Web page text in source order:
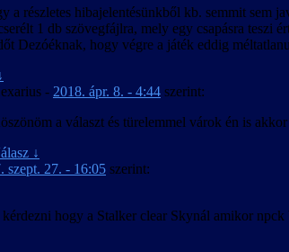
a részletes hibajelentésünkből kb. semmit sem
1 db szövegfájlra, mely egy csapásra teszi
Dezóéknak, hogy végre a játék eddig
- 2018. ápr. 8. - 4:44 szerint:
a választ és türelemmel várok én is
↓
szept. 27. - 16:05 szerint:
hogy a Stalker clear Skynál amikor